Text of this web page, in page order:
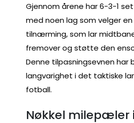
Gjennom årene har 6-3-1
med noen lag som velger
tilnærming, som lar
fremover og støtte den
Denne tilpasningsevnen har
langvarighet i det taktiske
fotball.
Nøkkel milepæler i